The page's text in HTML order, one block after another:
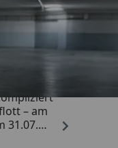
Der
– am
31.07.